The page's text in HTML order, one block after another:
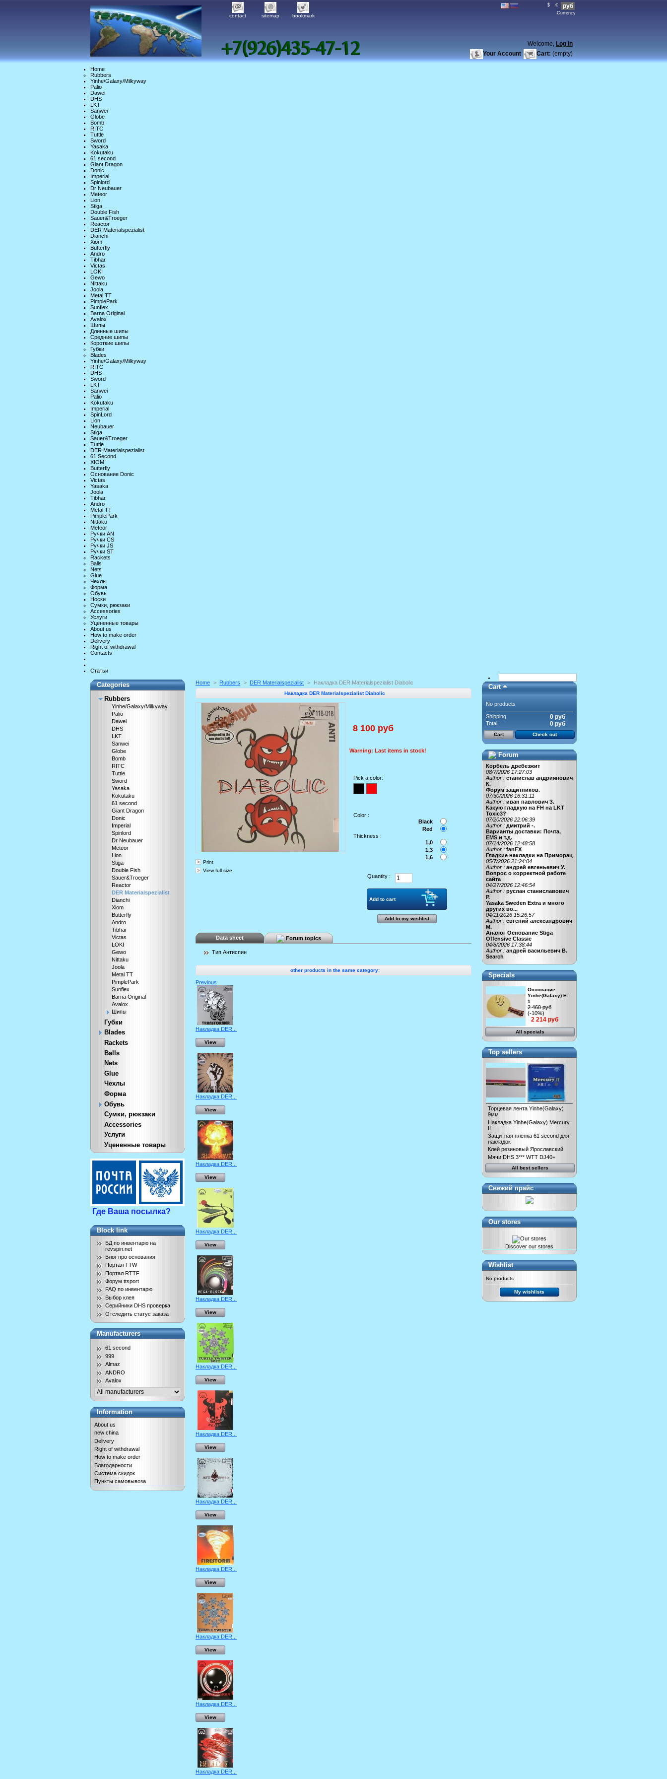
$ € руб
Currency
contact sitemap bookmark
Welcome, Log in
Cart: (empty)
Your Account
Home
Rubbers
Yinhe/Galaxy/Milkyway
Palio
Dawei
DHS
LKT
Sanwei
Globe
Bomb
RITC
Tuttle
Sword
Yasaka
Kokutaku
61 second
Giant Dragon
Donic
Imperial
Spinlord
Dr Neubauer
Meteor
Lion
Stiga
Double Fish
Sauer&Troeger
Reactor
DER Materialspezialist
Dianchi
Xiom
Butterfly
Andro
Tibhar
Victas
LOKI
Gewo
Nittaku
Joola
Metal TT
PimplePark
Sunflex
Barna Original
Avalox
Шипы
Длинные шипы
Средние шипы
Короткие шипы
Губки
Blades
Yinhe/Galaxy/Milkyway
RITC
DHS
Sword
LKT
Sanwei
Palio
Kokutaku
Imperial
SpinLord
Lion
Neubauer
Stiga
Sauer&Troeger
Tuttle
DER Materialspezialist
61 Second
XIOM
Butterfly
Основание Donic
Victas
Yasaka
Joola
Tibhar
Andro
Metal TT
PimplePark
Nittaku
Meteor
Ручки AN
Ручки CS
Ручки JS
Ручки ST
Rackets
Balls
Nets
Glue
Чехлы
Форма
Обувь
Носки
Сумки, рюкзаки
Accessories
Услуги
Уцененные товары
About us
How to make order
Delivery
Right of withdrawal
Contacts
Статьи
Categories
Rubbers
Yinhe/Galaxy/Milkyway
Palio
Dawei
DHS
LKT
Sanwei
Globe
Bomb
RITC
Tuttle
Sword
Yasaka
Kokutaku
61 second
Giant Dragon
Donic
Imperial
Spinlord
Dr Neubauer
Meteor
Lion
Stiga
Double Fish
Sauer&Troeger
Reactor
DER Materialspezialist
Dianchi
Xiom
Butterfly
Andro
Tibhar
Victas
LOKI
Gewo
Nittaku
Joola
Metal TT
PimplePark
Sunflex
Barna Original
Avalox
Шипы
Губки
Blades
Rackets
Balls
Nets
Glue
Чехлы
Форма
Обувь
Сумки, рюкзаки
Accessories
Услуги
Уцененные товары
Где Ваша посылка?
Block link
БД по инвентарю на
revspin.net
Блог про основания
Портал TTW
Портал RTTF
Форум ttsport
FAQ по инвентарю
Выбор клея
Серийники DHS проверка
Отследить статус заказа
Manufacturers
61 second
999
Almaz
ANDRO
Avalox
Information
About us
new china
Delivery
Right of withdrawal
How to make order
Благодарности
Система скидок
Пункты самовывоза
Home > Rubbers > DER Materialspezialist > Накладка DER Materialspezialist Diabolic
Накладка DER Materialspezialist Diabolic
Print
View full size
8 100 руб
Warning: Last items in stock!
Pick a color:
Color :
Black
Red
Thickness :
1,0
1,3
1,6
Quantity :
Add to my wishlist
Data sheet Forum topics
Тип Антиспин
other products in the same category:
Previous
Накладка DER...
View
Накладка DER...
View
Накладка DER...
View
Накладка DER...
View
Накладка DER...
View
Накладка DER...
View
Накладка DER...
View
Накладка DER...
View
Накладка DER...
View
Накладка DER...
View
Накладка DER...
View
Накладка DER...
Cart
No products
Shipping 0 руб
Total 0 руб
Cart Check out
Forum
Корбель дребезжит
08/7/2026 17:27:03
Author : станислав андриянович
К.
Форум защитников.
07/30/2026 16:31:11
Author : иван павлович З.
Какую гладкую на FH на LKT
Toxic3?
07/20/2026 22:06:39
Author : дмитрий -.
Варианты доставки: Почта,
EMS и т.д.
07/14/2026 12:48:58
Author : fanFX
Гладкие накладки на Приморац
05/7/2026 21:24:04
Author : андрей евгеньевич У.
Вопрос о корректной работе
сайта
04/27/2026 12:46:54
Author : руслан станиславович
Р.
Yasaka Sweden Extra и много
других во...
04/11/2026 15:26:57
Author : евгений александрович
М.
Аналог Основание Stiga
Offensive Classic
04/8/2026 17:38:44
Author : андрей васильевич В.
Search
Specials
Основание
Yinhe(Galaxy) E-
1
2 460 руб
(-10%)
2 214 руб
All specials
Top sellers
Торцевая лента Yinhe(Galaxy)
9мм
Накладка Yinhe(Galaxy) Mercury
II
Защитная пленка 61 second для
накладок
Клей резиновый Ярославский
Мячи DHS 3*** WTT DJ40+
All best sellers
Свежий прайс
Our stores
Discover our stores
Wishlist
No products
My wishlists